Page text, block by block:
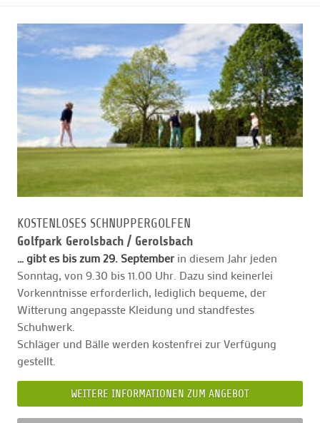
KOSTENLOSES SCHNUPPERGOLFEN
Golfpark Gerolsbach / Gerolsbach
… gibt es bis zum 29. September in diesem Jahr jeden
Sonntag, von 9.30 bis 11.00 Uhr. Dazu sind keinerlei
Vorkenntnisse erforderlich, lediglich bequeme, der
Witterung angepasste Kleidung und standfestes
Schuhwerk.
Schläger und Bälle werden kostenfrei zur Verfügung
gestellt.
WEITERE INFORMATIONEN ZUM ANGEBOT